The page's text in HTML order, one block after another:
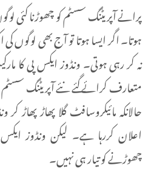
پرانے آپریٹنگ سسٹم کو چھوڑنا کئی
ہوتا۔ اگر ایسا ہوتا تو آج بھی لوگوں
نہ کر رہی ہوتی۔ ونڈوز ایکس پی کا
حالانکہ مائیکروسافٹ گلا پھاڑ پھاڑ
اعلان کررہا ہے۔ لیکن ونڈوز
چھوڑنے کو تیار ہی نہیں۔